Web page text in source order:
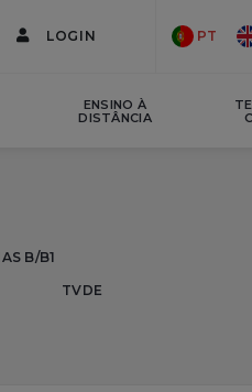
LOGIN PT
ENSINO À
DISTÂNCIA
B/B1
TVDE